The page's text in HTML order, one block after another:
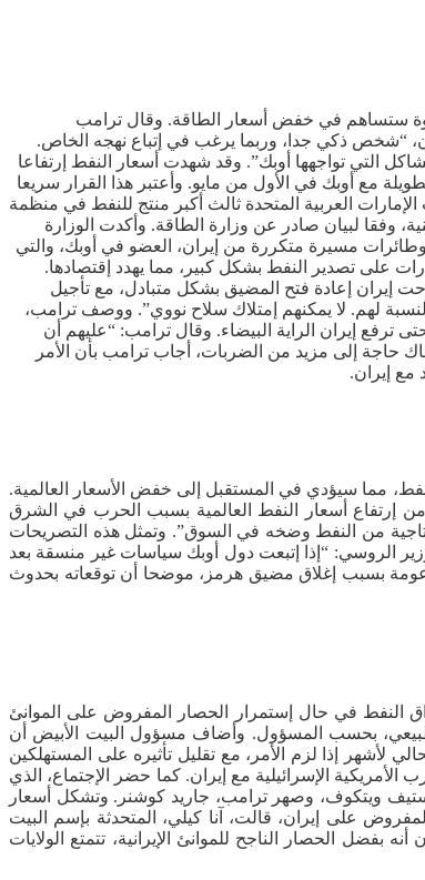
ستساهم في خفض أسعار الطاقة. وقال ترامب
محمد بن زايد آل نهيان، “شخص ذكي جدا، وربما يرغب في إتباع نهجه الخاص.
التي تواجهها أوبك”. وقد شهدت أسعار النفط إرتفاعا
الماضي، إنهاء شراكتها الطويلة مع أوبك في الأول من مايو. وأعتبر هذا القرار سريعا
العربية المتحدة ثالث أكبر منتج للنفط في منظمة
وفقا لبيان صادر عن وزارة الطاقة. وأكدت الوزارة
مسيرة متكررة من إيران، العضو في أوبك، والتي
على تصدير النفط بشكل كبير، مما يهدد إقتصادها.
إيران إعادة فتح المضيق بشكل متبادل، مع تأجيل
لهم. لا يمكنهم إمتلاك سلاح نووي”. ووصف ترامب،
فرضه بأنه “عبقري” و”مضمون النجاح بنسبة 100%، مشيرا إلى أنه سيستمر حتى ترفع إيران الراية البيضاء. وقال ترامب: “عليهم أن
حاجة إلى مزيد من الضربات، أجاب ترامب بأن الأمر
مع إيران.
مما سيؤدي في المستقبل إلى خفض الأسعار العالمية.
إرتفاع أسعار النفط العالمية بسبب الحرب في الشرق
من النفط وضخه في السوق”. وتمثل هذه التصريحات
الروسي: “إذا إتبعت دول أوبك سياسات غير منسقة بعد
بسبب إغلاق مضيق هرمز، موضحا أن توقعاته بحدوث
النفط في حال إستمرار الحصار المفروض على الموانئ
بحسب المسؤول. وأضاف مسؤول البيت الأبيض أن
لأشهر إذا لزم الأمر، مع تقليل تأثيره على المستهلكين
الإسرائيلية مع إيران. كما حضر الإجتماع، الذي
ويتكوف، وصهر ترامب، جاريد كوشنر. وتشكل أسعار
على إيران، قالت، آنا كيلي، المتحدثة بإسم البيت
الحصار الناجح للموانئ الإيرانية، تتمتع الولايات